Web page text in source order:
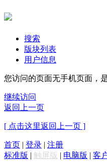
搜索
版块列表
用户信息
您访问的页面无手机页面，
继续访问
返回上一页
[ 点击这里返回上一页 ]
首页 | 登录 | 注册
标准版 | 触屏版 | 电脑版 | 客